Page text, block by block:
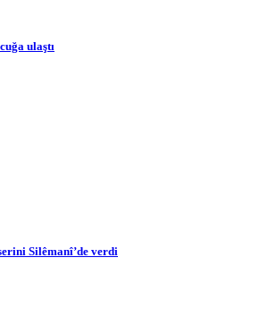
ulaştı
Silêmanî’de verdi